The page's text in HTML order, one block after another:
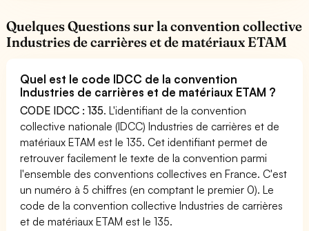
Quelques Questions sur la convention collective
Industries de carrières et de matériaux ETAM
Quel est le code IDCC de la convention
Industries de carrières et de matériaux ETAM ?
CODE IDCC : 135. L'identifiant de la convention
collective nationale (IDCC) Industries de carrières et de
matériaux ETAM est le 135. Cet identifiant permet de
retrouver facilement le texte de la convention parmi
l'ensemble des conventions collectives en France. C'est
un numéro à 5 chiffres (en comptant le premier 0). Le
code de la convention collective Industries de carrières
et de matériaux ETAM est le 135.